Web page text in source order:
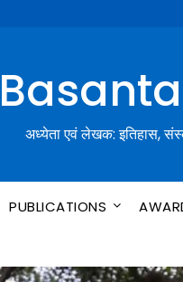
अध्येता एवं लेखक: इतिहास,
PUBLICATIONS